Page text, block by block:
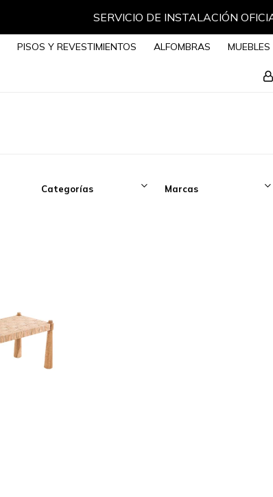
SERVICIO DE INSTALACIÓN
PISOS Y REVESTIMIENTOS ALFOMBRAS MUEBLES
Categorías Marcas